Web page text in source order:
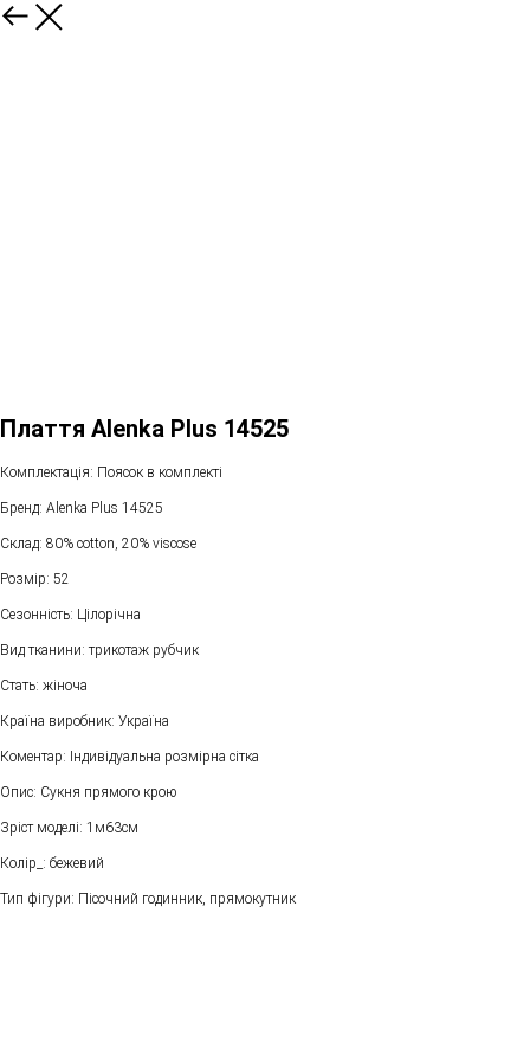
Плаття Alenka Plus 14525
Комплектація: Поясок в комплекті
Бренд: Alenka Plus 14525
Склад: 80% cotton, 20% viscose
Розмір: 52
Сезонність: Цілорічна
Вид тканини: трикотаж рубчик
Стать: жіноча
Країна виробник: Україна
Коментар: Індивідуальна розмірна сітка
Опис: Сукня прямого крою
Зріст моделі: 1м63см
Колір_: бежевий
Тип фігури: Пісочний годинник, прямокутник